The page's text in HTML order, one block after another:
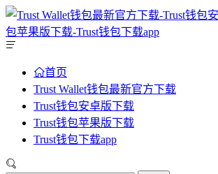
首页
Trust Wallet钱包最新官方下载
Trust钱包安卓版下载
Trust钱包苹果版下载
Trust钱包下载app